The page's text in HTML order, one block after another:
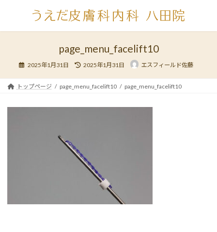
ン
ー
page_menu_facelift10
2025年1月31日
終
新
日
時
2025年1月31日 エスフィールド佐藤
トップページ page_menu_facelift10 page_menu_facelift10